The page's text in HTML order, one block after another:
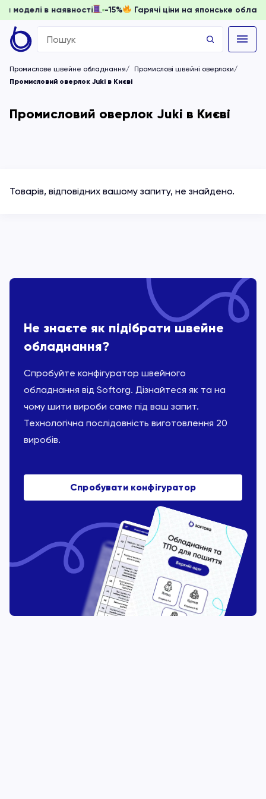
моделі в наявності -15% Гарячі ціни на японське
Search
for:
Промислове швейне обладнання
Промислові швейні оверлоки
Промисловий оверлок Juki в Києві
Промисловий оверлок Juki в Києві
Товарів, відповідних вашому запиту, не знайдено.
Не знаєте як підібрати швейне
обладнання?
Спробуйте конфігуратор швейного
обладнання від Softorg. Дізнайтеся як та на
чому шити вироби саме під ваш запит.
Технологічна послідовність виготовлення 20
виробів.
Спробувати конфігуратор